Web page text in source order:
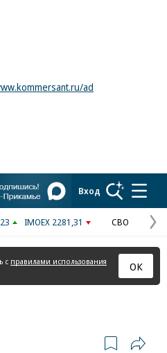
ad
Вход
IMOEX 2281,31 СВО
с правилами использования
ОК